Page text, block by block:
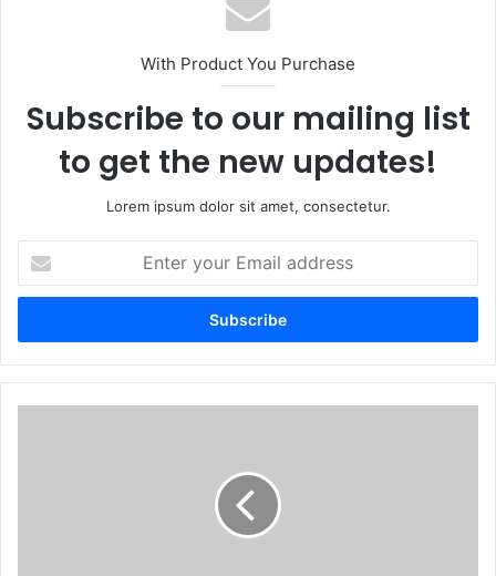
With Product You Purchase
Subscribe to our mailing list
to get the new updates!
Lorem ipsum dolor sit amet, consectetur.
your
Email